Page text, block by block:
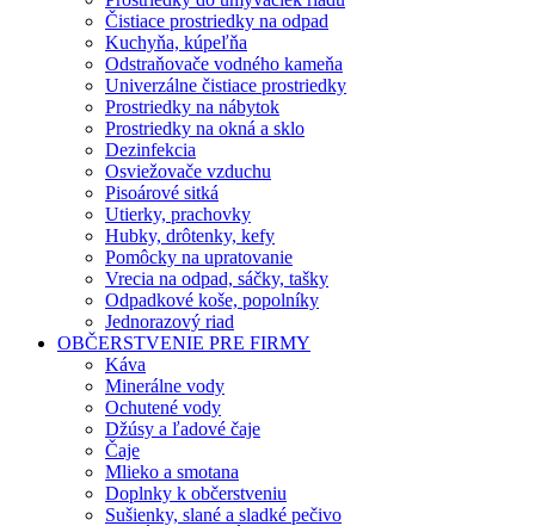
Čistiace prostriedky na odpad
Kuchyňa, kúpeľňa
Odstraňovače vodného kameňa
Univerzálne čistiace prostriedky
Prostriedky na nábytok
Prostriedky na okná a sklo
Dezinfekcia
Osviežovače vzduchu
Pisoárové sitká
Utierky, prachovky
Hubky, drôtenky, kefy
Pomôcky na upratovanie
Vrecia na odpad, sáčky, tašky
Odpadkové koše, popolníky
Jednorazový riad
OBČERSTVENIE PRE FIRMY
Káva
Minerálne vody
Ochutené vody
Džúsy a ľadové čaje
Čaje
Mlieko a smotana
Doplnky k občerstveniu
Sušienky, slané a sladké pečivo